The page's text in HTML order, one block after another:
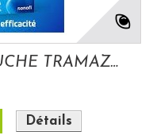
RHINOSPRAY NEZ BOUCHE TRAMAZOLINE 1.18 MG...
Détails